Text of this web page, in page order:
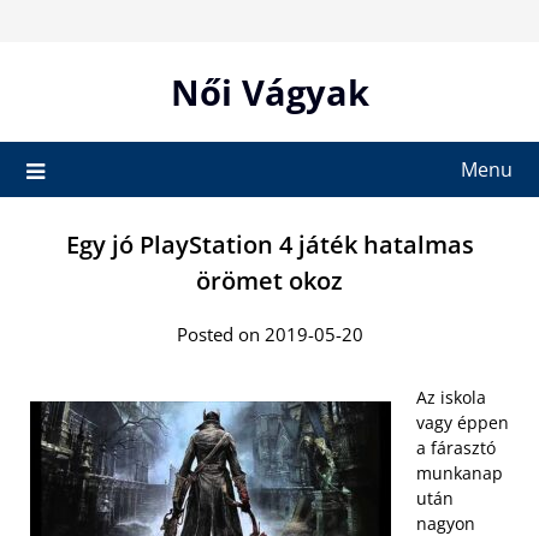
Női Vágyak
Menu
Egy jó PlayStation 4 játék hatalmas
örömet okoz
Posted on 2019-05-20
Az iskola
vagy éppen
a fárasztó
munkanap
után
nagyon